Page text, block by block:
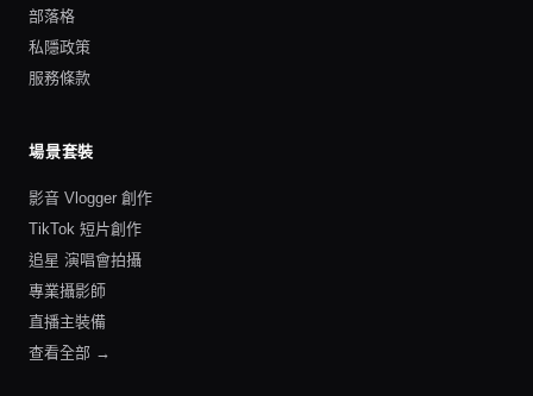
部落格
私隱政策
服務條款
場景套裝
影音 Vlogger 創作
TikTok 短片創作
追星 演唱會拍攝
專業攝影師
直播主裝備
查看全部 →